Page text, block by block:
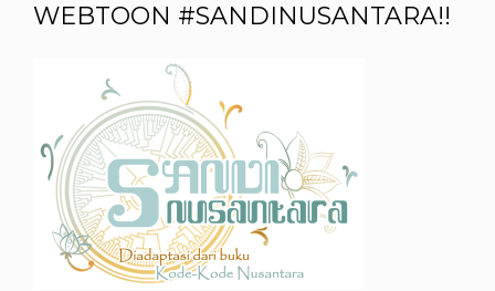
WEBTOON #SANDINUSANTARA!!